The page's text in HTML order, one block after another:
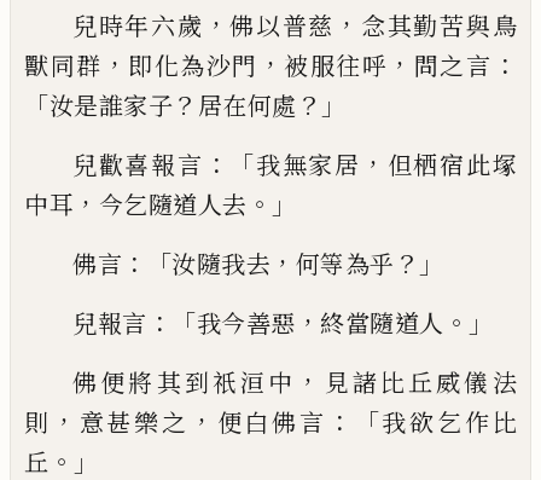
兒時年六歲 ，佛以普慈 ， 念其勤苦與鳥
獸同群 ， 即化為沙門 ， 被服往呼 ， 問之言 ：
「汝是誰家子？ 居在何處 ？」
兒歡喜報言 ：「我無家居 ， 但栖宿此塚
中耳 ， 今乞隨道人去 。」
佛言 ：「汝隨我去 ， 何等為乎 ？」
兒報言 ：「我今善惡 ， 終當隨道人 。」
佛便將其到祇洹中 ， 見諸比丘威儀法
則 ， 意甚樂之 ， 便白佛言 ：「我欲乞作比
丘 。」